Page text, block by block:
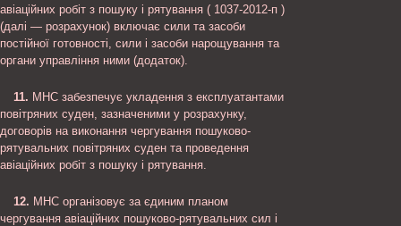
авіаційних робіт з пошуку і рятування ( 1037-2012-п )
(далі — розрахунок) включає сили та засоби
постійної готовності, сили і засоби нарощування та
органи управління ними (додаток).
11. МНС забезпечує укладення з експлуатантами
повітряних суден, зазначеними у розрахунку,
договорів на виконання чергування пошуково-
рятувальних повітряних суден та проведення
авіаційних робіт з пошуку і рятування.
12. МНС організовує за єдиним планом
чергування авіаційних пошуково-рятувальних сил і